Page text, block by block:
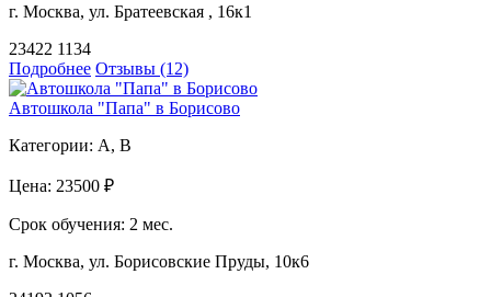
г. Москва, ул. Братеевская , 16к1
23422 1134
Подробнее Отзывы (12)
Автошкола "Папа" в Борисово
Категории: A, B
Цена: 23500 ₽
Срок обучения: 2 мес.
г. Москва, ул. Борисовские Пруды, 10к6